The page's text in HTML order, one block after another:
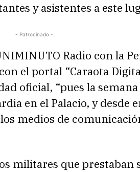
y asistentes a este
- Patrocinado -
Radio con la
el portal “Caraota
oficial, “pues la semana
en el Palacio, y desde
medios de
militares que prestaban